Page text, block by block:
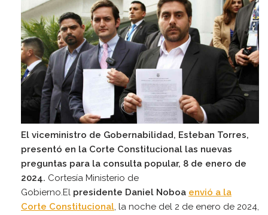
El viceministro de Gobernabilidad, Esteban Torres,
presentó en la Corte Constitucional las nuevas
preguntas para la consulta popular, 8 de enero de
2024. Cortesía Ministerio de
Gobierno.El presidente Daniel Noboa envió a la
Corte Constitucional, la noche del 2 de enero de 2024,